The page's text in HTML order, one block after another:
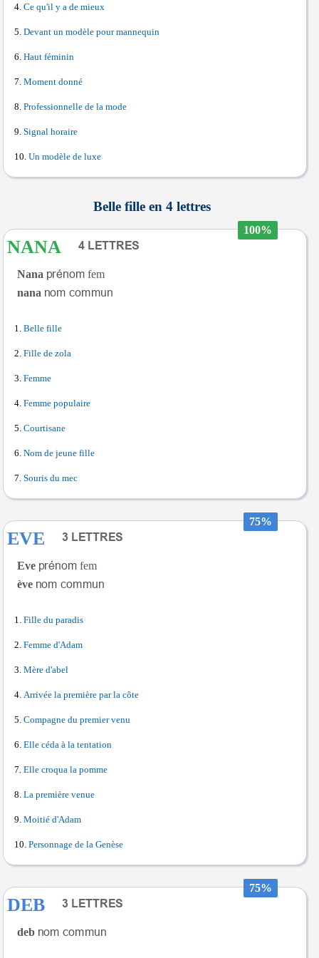
Ce qu'il y a de mieux
Devant un modèle pour mannequin
Haut féminin
Moment donné
Professionnelle de la mode
Signal horaire
Un modèle de luxe
Belle fille en 4 lettres
100%
NANA
Nana
fem
nana
Belle fille
Fille de zola
Femme
Femme populaire
Courtisane
Nom de jeune fille
Souris du mec
75%
EVE
Eve
fem
ève
Fille du paradis
Femme d'Adam
Mère d'abel
Arrivée la première par la côte
Compagne du premier venu
Elle céda à la tentation
Elle croqua la pomme
La première venue
Moitié d'Adam
Personnage de la Genèse
75%
DEB
deb